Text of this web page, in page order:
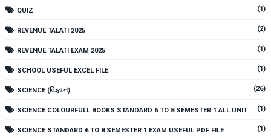
QUIZ (1)
REVENUE TALATI 2025 (2)
REVENUE TALATI EXAM 2025 (1)
SCHOOL USEFUL EXCEL FILE (1)
SCIENCE (વિજ્ઞાન) (26)
SCIENCE COLOURFULL BOOKS STANDARD 6 TO 8 SEMESTER 1 ALL UNIT (1)
SCIENCE STANDARD 6 TO 8 SEMESTER 1 EXAM USEFUL PDF FILE (1)